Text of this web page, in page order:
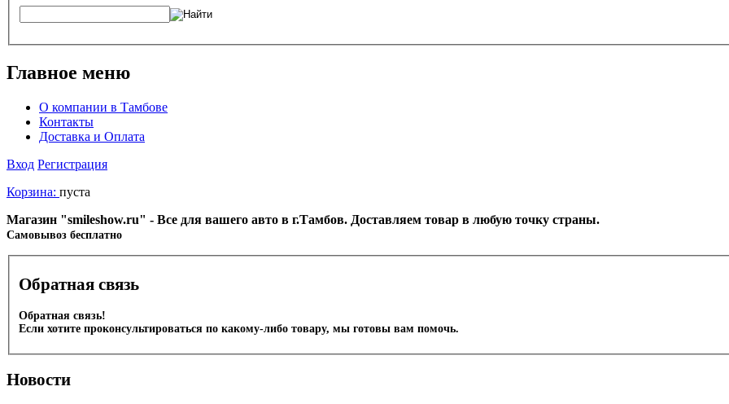
Главное меню
О компании в Тамбове
Контакты
Доставка и Оплата
Вход Регистрация
Корзина: пуста
Магазин "smileshow.ru" - Все для вашего авто в г.Тамбов. Доставляем товар в любую точку страны.
Cамовывоз бесплатно
Обратная связь
Обратная связь!
Если хотите проконсультироваться по какому-либо товару, мы готовы вам помочь.
Новости